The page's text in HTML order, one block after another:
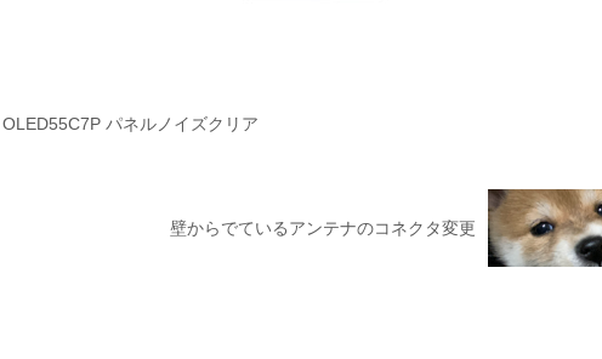
OLED55C7P パネルノイズクリア
壁からでているアンテナのコネクタ変更